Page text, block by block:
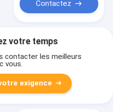
Contactez
votre temps
contacter les meilleurs
vous.
exigence